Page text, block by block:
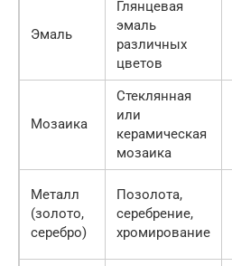
Эмаль
Глянцевая
эмаль
различных
цветов
Мозаика
Стеклянная
или
керамическая
мозаика
Металл
(золото,
серебро)
Позолота,
серебрение,
хромирование